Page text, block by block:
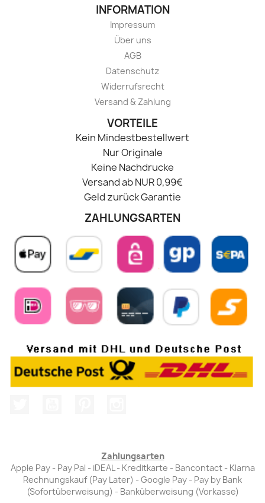
INFORMATION
Impressum
Über uns
AGB
Datenschutz
Widerrufsrecht
Versand & Zahlung
VORTEILE
Kein Mindestbestellwert
Nur Originale
Keine Nachdrucke
Versand ab NUR 0,99€
Geld zurück Garantie
ZAHLUNGSARTEN
Zahlungsarten
Apple Pay - Pay Pal - iDEAL - Kreditkarte - Bancontact - Klarna
Rechnungskauf (Pay Later) - Google Pay - Pay by Bank
(Sofortüberweisung) - Banküberweisung (Vorkasse)